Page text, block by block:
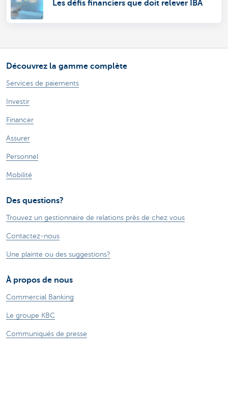
Les défis financiers que doit relever IBA
Découvrez la gamme complète
Services de paiements
Investir
Financer
Assurer
Personnel
Mobilité
Des questions?
Trouvez un gestionnaire de relations près de chez vous
Contactez-nous
Une plainte ou des suggestions?
À propos de nous
Commercial Banking
Le groupe KBC
Communiqués de presse